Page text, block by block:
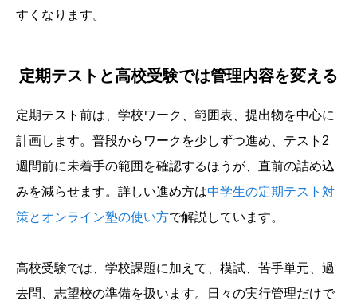
すくなります。
定期テストと高校受験では管理内容を変える
定期テスト前は、学校ワーク、範囲表、提出物を中心に
計画します。普段からワークを少しずつ進め、テスト2
週間前に未着手の範囲を確認するほうが、直前の詰め込
みを減らせます。詳しい進め方は中学生の定期テスト対
策とオンライン塾の使い方で解説しています。
高校受験では、学校課題に加えて、模試、苦手単元、過
去問、志望校の準備を扱います。日々の実行管理だけで